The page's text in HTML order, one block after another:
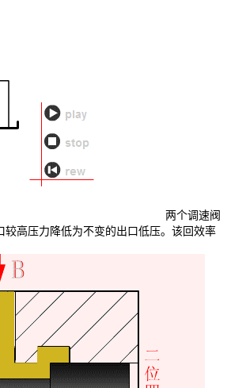
两个调速阀
高压力降低为不变的出口低压。该回效率